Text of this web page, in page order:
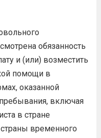
обязанность
и (или) возместить
помощи в
оказанной
включая
в стране
временного